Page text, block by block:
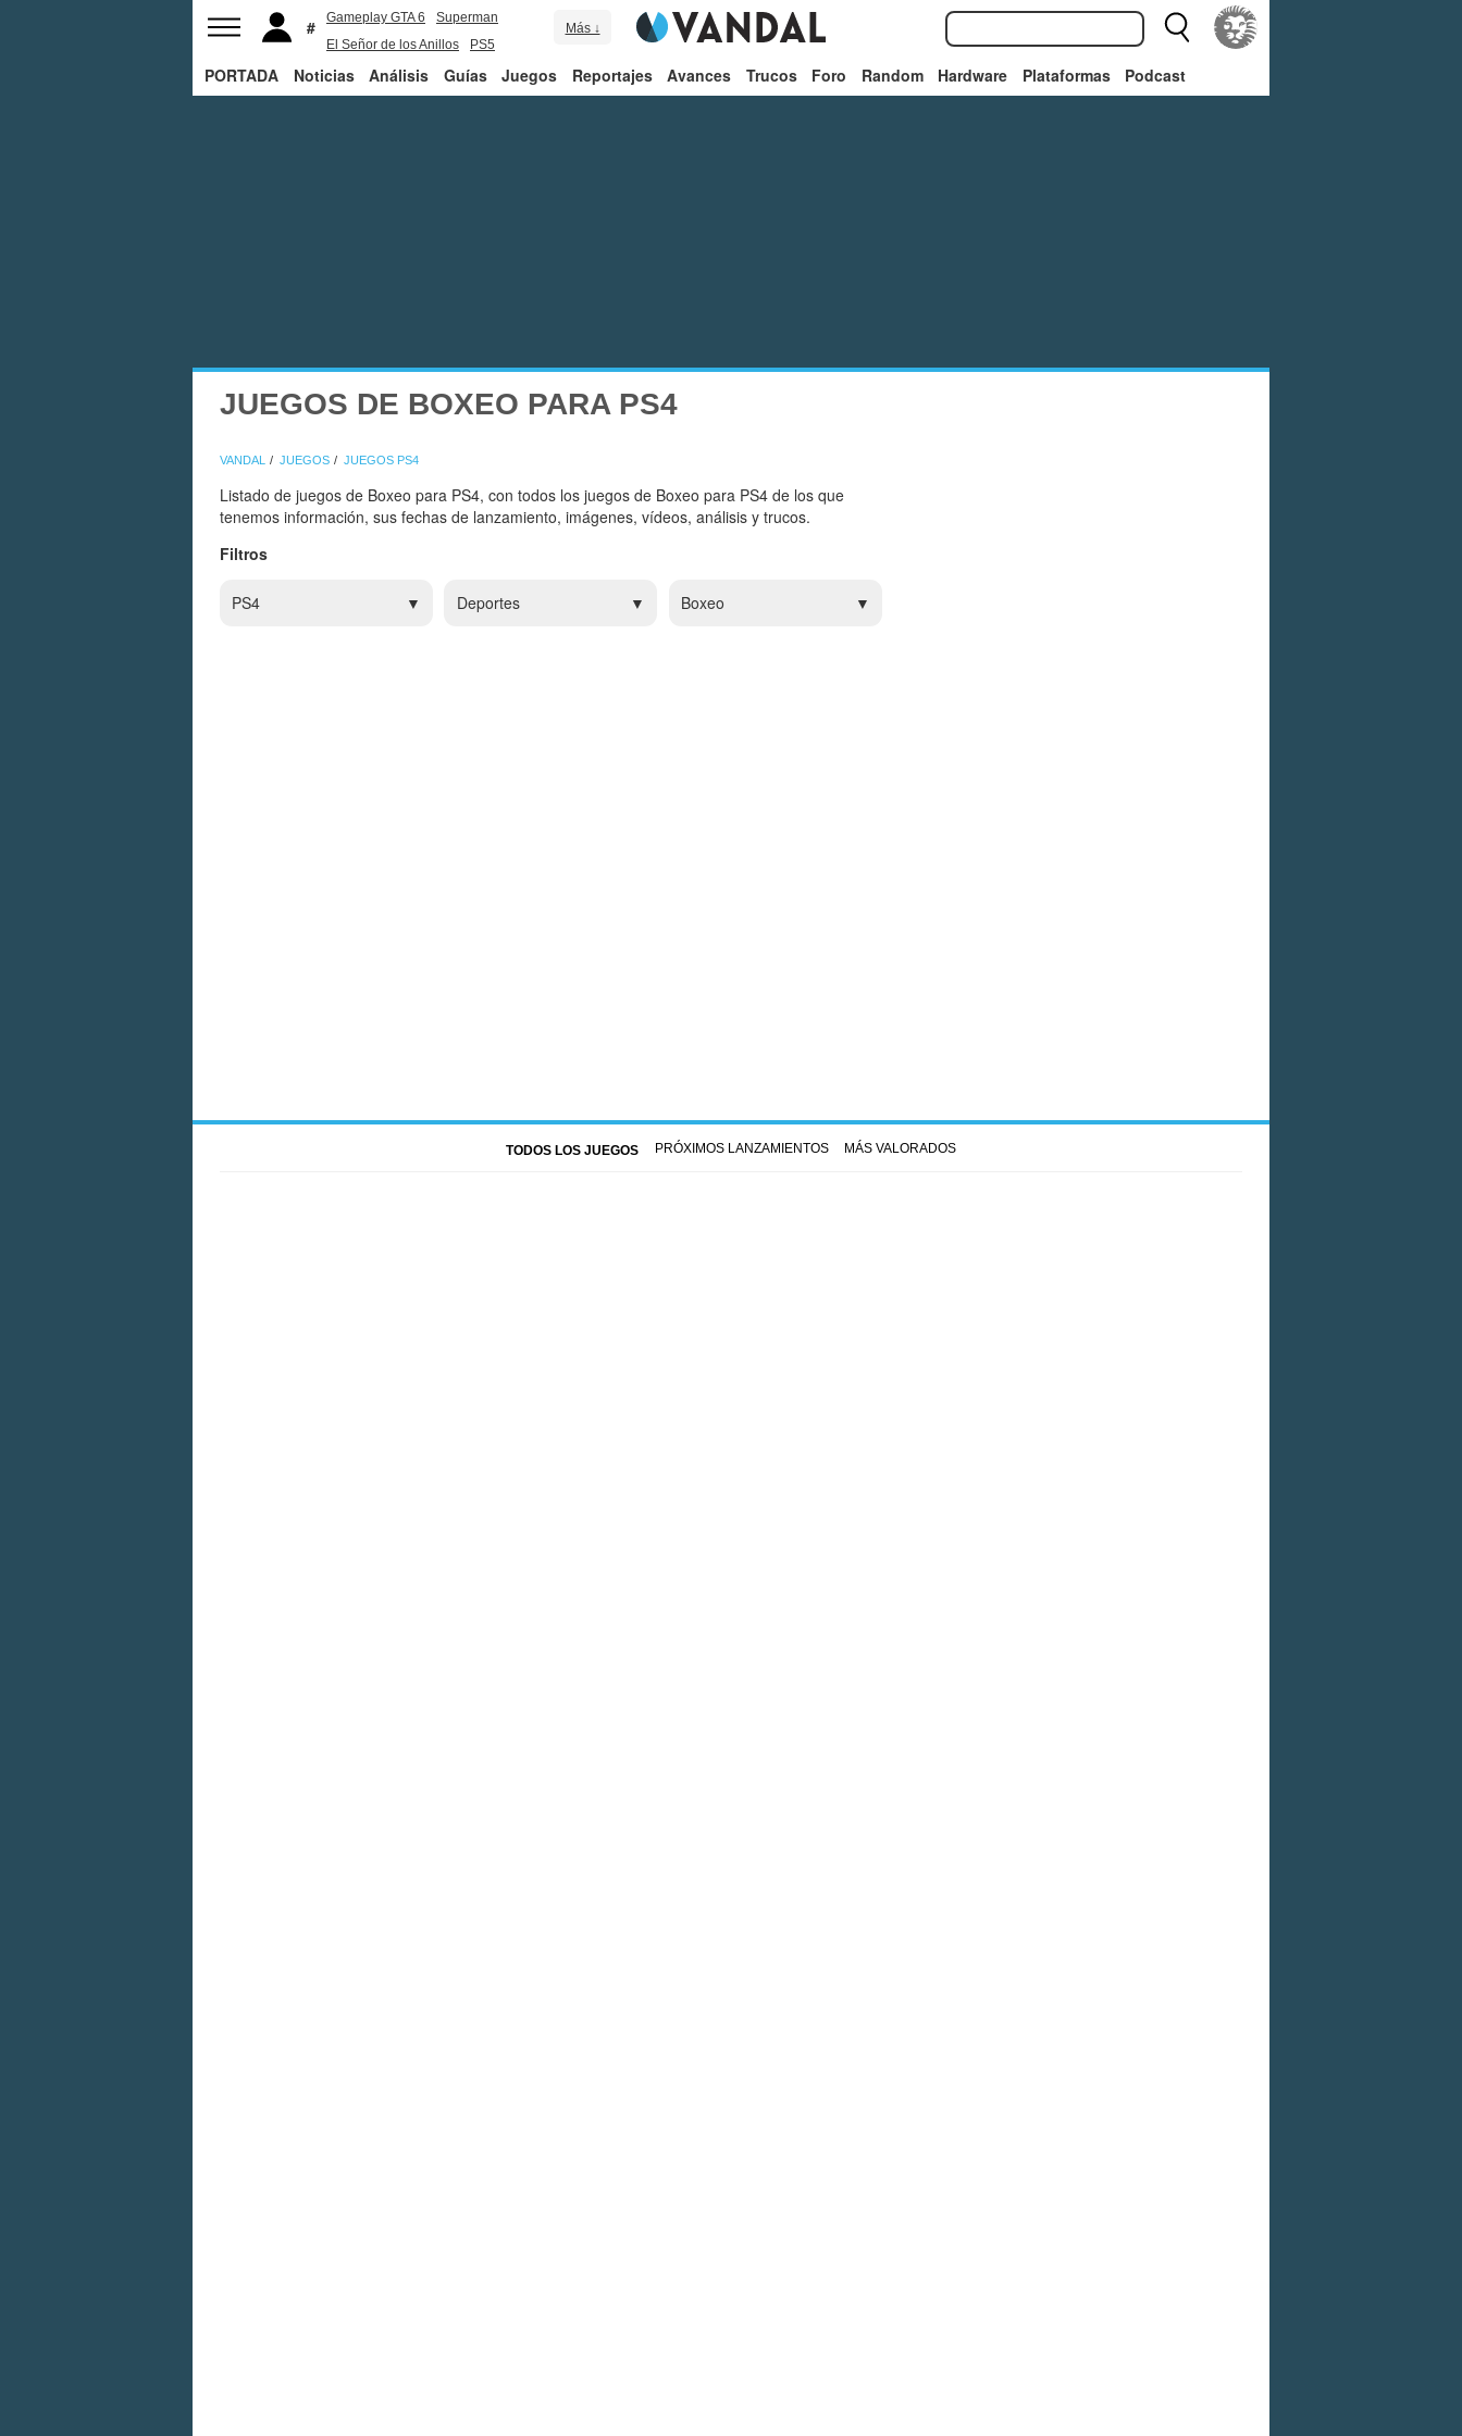
Gameplay GTA 6
Superman
El Señor de los Anillos
PS5
Más ↓
PORTADA Noticias Análisis Guías Juegos Reportajes Avances Trucos Foro Random Hardware Plataformas Podcast
JUEGOS DE BOXEO PARA PS4
VANDAL JUEGOS JUEGOS PS4
Listado de juegos de Boxeo para PS4, con todos los juegos de Boxeo para PS4 de los que
tenemos información, sus fechas de lanzamiento, imágenes, vídeos, análisis y trucos.
Filtros
PS4 Deportes Boxeo
TODOS LOS JUEGOS PRÓXIMOS LANZAMIENTOS MÁS VALORADOS